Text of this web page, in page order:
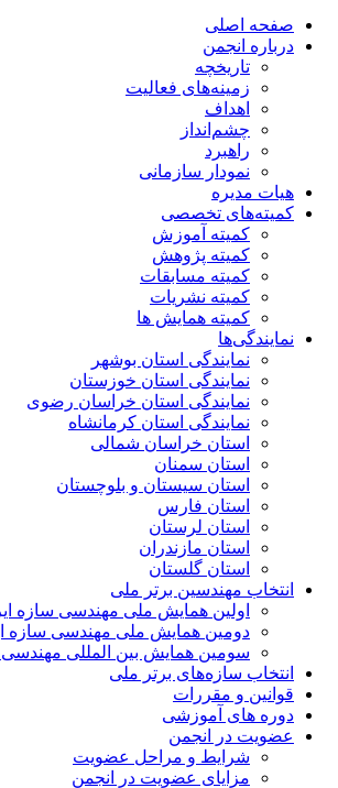
صفحه اصلی
درباره انجمن
تاریخچه
زمینه‌های فعالیت
اهداف
چشم‌انداز
راهبرد
نمودار سازمانی
هیات مدیره
کمیته‌های تخصصی
کمیته آموزش
کمیته پژوهش
کمیته مسابقات
کمیته نشریات
کمیته همایش ها
نمایندگی‌ها
نمایندگی استان بوشهر
نمایندگی استان خوزستان
نمایندگی استان خراسان رضوی
نمایندگی استان کرمانشاه
استان خراسان شمالی
استان سمنان
استان سیستان و بلوچستان
استان فارس
استان لرستان
استان مازندران
استان گلستان
انتخاب مهندسین برتر ملی
اولین همایش ملی مهندسی سازه
دومین همایش ملی مهندسی سازه
سومین همایش بین المللی مهندسی
انتخاب سازه‌های برتر ملی
قوانین و مقررات
دوره های آموزشی
عضویت در انجمن
شرایط و مراحل عضویت
مزایای عضویت در انجمن